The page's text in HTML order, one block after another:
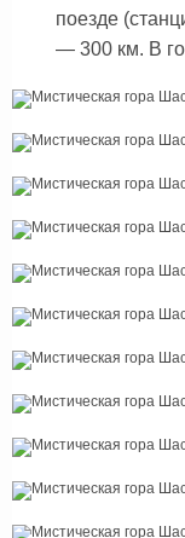
поезде
— 300 км. В